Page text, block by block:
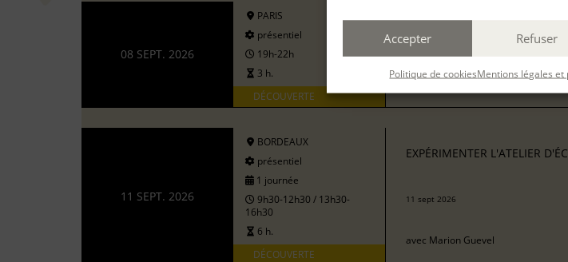
Accepter Refuser
Politique de cookiesMentions légales
08 SEPT. 2026
PARIS
présentiel
19h-22h
3 h.
DÉCOUVERTE
EXPÉRIMENTER L'ATELIER
08 sept 2026
11 SEPT. 2026
BORDEAUX
présentiel
1 journée
9h30-12h30 / 13h30-
16h30
6 h.
DÉCOUVERTE
EXPÉRIMENTER L'ATELIER
11 sept 2026
avec Marion Guevel